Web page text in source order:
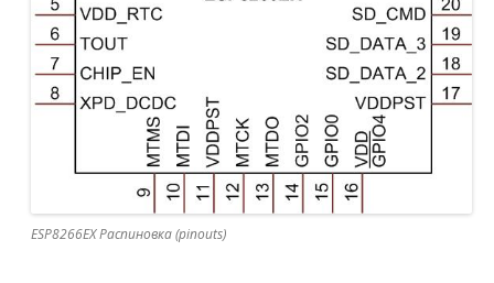
ESP8266EX Распиновка (pinouts)